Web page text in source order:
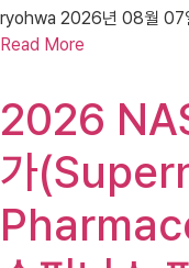
ryohwa 2026년 08월 07
Read More
2026
가